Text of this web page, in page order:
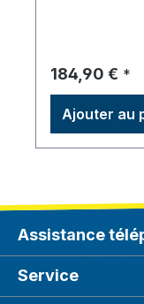
Prix régulier :
184,90 € *
Ajouter au
Assistance
Service